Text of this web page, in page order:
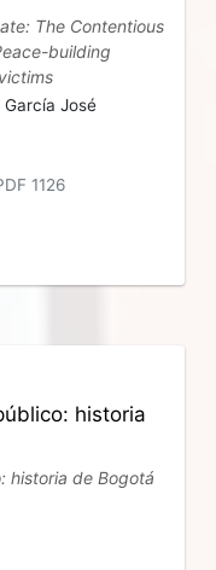
The Contentious
building
García José
1126
historia
historia de Bogotá